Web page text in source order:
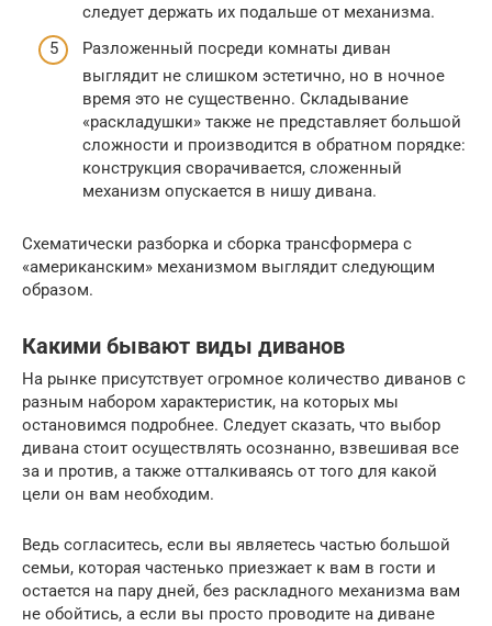
следует держать их подальше от механизма.
Разложенный посреди комнаты диван
выглядит не слишком эстетично, но в ночное
время это не существенно. Складывание
«раскладушки» также не представляет большой
сложности и производится в обратном порядке:
конструкция сворачивается, сложенный
механизм опускается в нишу дивана.
Схематически разборка и сборка трансформера с
«американским» механизмом выглядит следующим
образом.
Какими бывают виды диванов
На рынке присутствует огромное количество диванов с
разным набором характеристик, на которых мы
остановимся подробнее. Следует сказать, что выбор
дивана стоит осуществлять осознанно, взвешивая все
за и против, а также отталкиваясь от того для какой
цели он вам необходим.
Ведь согласитесь, если вы являетесь частью большой
семьи, которая частенько приезжает к вам в гости и
остается на пару дней, без раскладного механизма вам
не обойтись, а если вы просто проводите на диване